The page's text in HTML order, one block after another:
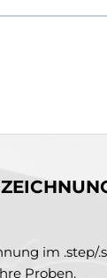
im .step/
Proben.